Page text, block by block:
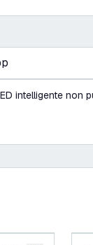
intelligente non